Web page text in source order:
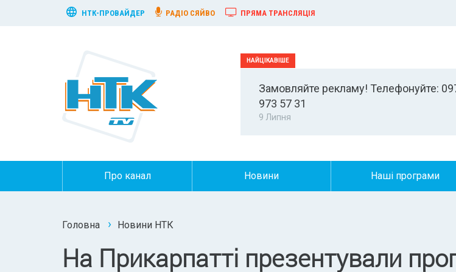
НТК-ПРОВАЙДЕР РАДІО СЯЙВО ПРЯМА ТРАНСЛЯЦІЯ
Замовляйте рекламу! Телефонуйте:
973 57 31
9 Липня
Про канал Новини Наші програми
Головна Новини НТК
На Прикарпатті презентували